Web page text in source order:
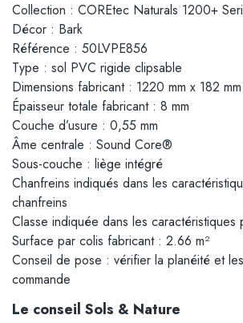
Collection : COREtec Naturals 1200+
Décor : Bark
Référence : 50LVPE856
Type : sol PVC rigide clipsable
Dimensions fabricant : 1220 mm x 182 mm
Épaisseur totale fabricant : 8 mm
Couche d’usure : 0,55 mm
Âme centrale : Sound Core®
Sous-couche : liège intégré
Chanfreins indiqués dans les
chanfreins
Classe indiquée dans les
Surface par colis fabricant : 2.66 m²
Conseil de pose : vérifier la planéité et
commande
Le conseil Sols & Nature